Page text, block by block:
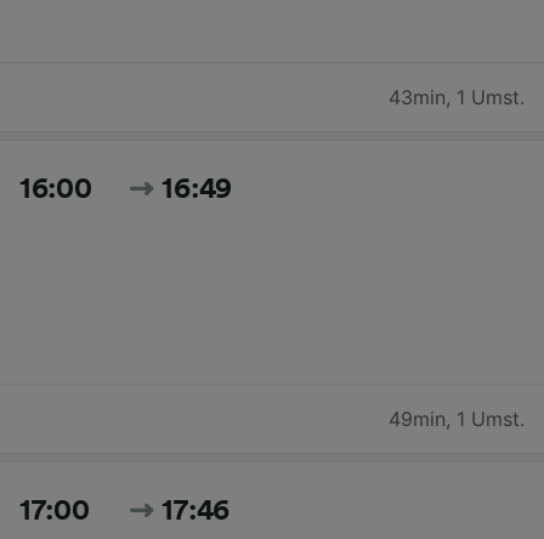
43min, 1 Umst.
16:00 16:49
49min, 1 Umst.
17:00 17:46